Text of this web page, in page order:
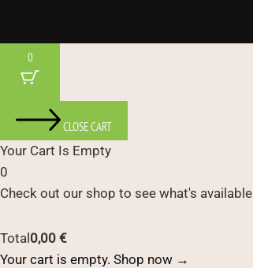
0
CLOSE CART
Your Cart Is Empty
0
Check out our shop to see what's available
Cart
Total:
Total0,00 €
Your cart is empty. Shop now →